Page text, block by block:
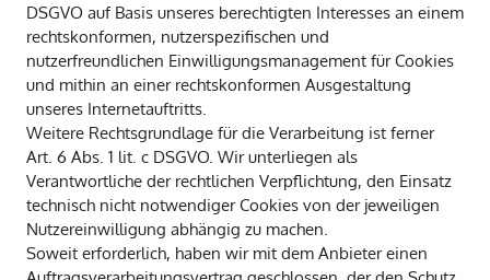
DSGVO auf Basis unseres berechtigten Interesses an einem
rechtskonformen, nutzerspezifischen und
nutzerfreundlichen Einwilligungsmanagement für Cookies
und mithin an einer rechtskonformen Ausgestaltung
unseres Internetauftritts.
Weitere Rechtsgrundlage für die Verarbeitung ist ferner
Art. 6 Abs. 1 lit. c DSGVO. Wir unterliegen als
Verantwortliche der rechtlichen Verpflichtung, den Einsatz
technisch nicht notwendiger Cookies von der jeweiligen
Nutzereinwilligung abhängig zu machen.
Soweit erforderlich, haben wir mit dem Anbieter einen